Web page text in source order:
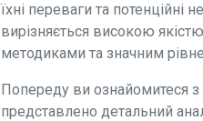
їхні переваги та
вирізняється високою
методиками та значним
Попереду ви ознайомитеся
представлено детальний